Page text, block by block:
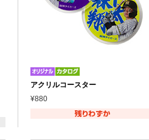
アクリルコースター
¥880